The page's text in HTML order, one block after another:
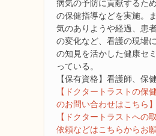
病気の予防に貢献するた
の保健指導などを実施。
気のありようや経過、患
の変化など、看護の現場
の知見を活かした健康セ
っている。
【保有資格】看護師、保
【ドクタートラストの保
のお問い合わせはこちら】
【ドクタートラストへの
依頼などはこちらからお